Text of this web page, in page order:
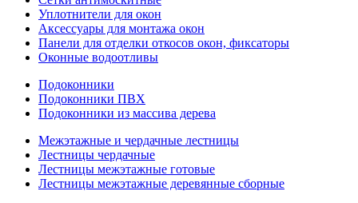
Уплотнители для окон
Аксессуары для монтажа окон
Панели для отделки откосов окон, фиксаторы
Оконные водоотливы
Подоконники
Подоконники ПВХ
Подоконники из массива дерева
Межэтажные и чердачные лестницы
Лестницы чердачные
Лестницы межэтажные готовые
Лестницы межэтажные деревянные сборные